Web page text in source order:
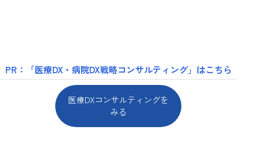
PR：「医療DX・病院DX戦略コンサルティング」はこちら
医療DXコンサルティングを
みる